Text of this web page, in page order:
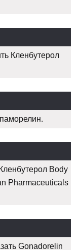
Кленбутерол
Body
Pharmaceuticals
Gonadorelin